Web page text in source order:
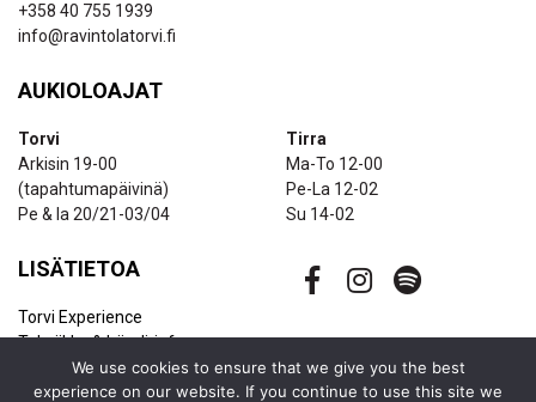
+358 40 755 1939
info@ravintolatorvi.fi
AUKIOLOAJAT
Torvi
Arkisin 19-00
(tapahtumapäivinä)
Pe & la 20/21-03/04
Tirra
Ma-To 12-00
Pe-La 12-02
Su 14-02
LISÄTIETOA
Torvi Experience
Tekniikka & bändi-info
Ravintolapalvelut
Uutiskirje
We use cookies to ensure that we give you the best
experience on our website. If you continue to use this site we